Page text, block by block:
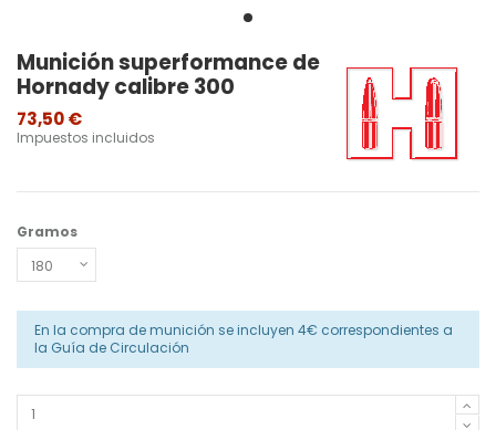
Munición superformance de
Hornady calibre 300
73,50 €
Impuestos incluidos
Gramos
En la compra de munición se incluyen 4€ correspondientes a
la Guía de Circulación